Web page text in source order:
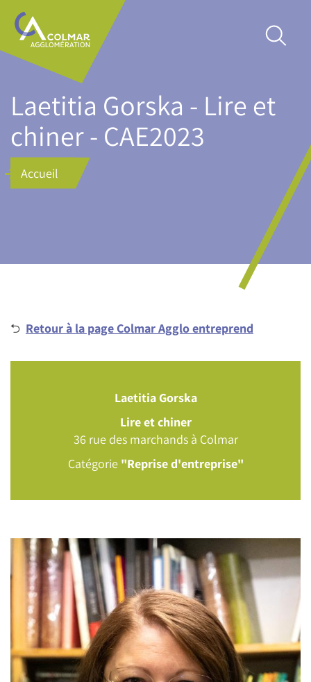
Aller
contenu
principal
Main
navigation
Laetitia Gorska - Lire et
chiner - CAE2023
Accueil
⮌ Retour à la page Colmar Agglo entreprend
Laetitia Gorska
Lire et chiner
36 rue des marchands à Colmar
Catégorie "Reprise d'entreprise"
Image